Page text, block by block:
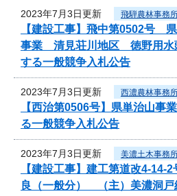
2023年7月3日更新 飛騨農林事務
【建設工事】飛中第0502号
事業 清見荘川地区 徳野用水
する一般競争入札公告
2023年7月3日更新 西濃農林事務
【西治第0506号】県単治山
る一般競争入札公告
2023年7月3日更新 美濃土木事務
【建設工事】建工第道改4-
良（一般分） （主）美濃洞